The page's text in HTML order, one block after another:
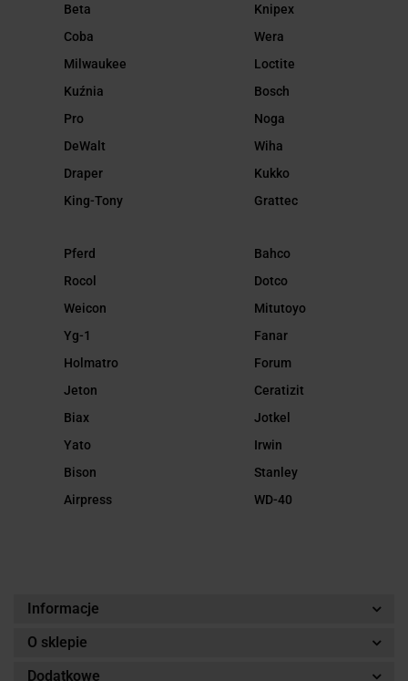
Beta
Coba
Milwaukee
Kuźnia
Pro
DeWalt
Draper
King-Tony
Knipex
Wera
Loctite
Bosch
Noga
Wiha
Kukko
Grattec
Pferd
Rocol
Weicon
Yg-1
Holmatro
Jeton
Biax
Yato
Bison
Airpress
Bahco
Dotco
Mitutoyo
Fanar
Forum
Ceratizit
Jotkel
Irwin
Stanley
WD-40
Informacje
O sklepie
Dodatkowe